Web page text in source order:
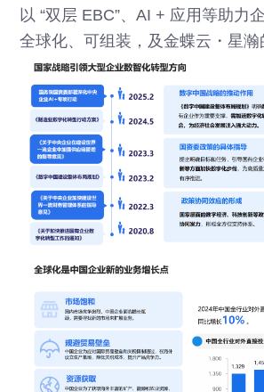
以 “双层 EBC”、AI + 应用等助力
全球化、可组装，及金蝶云・星瀚